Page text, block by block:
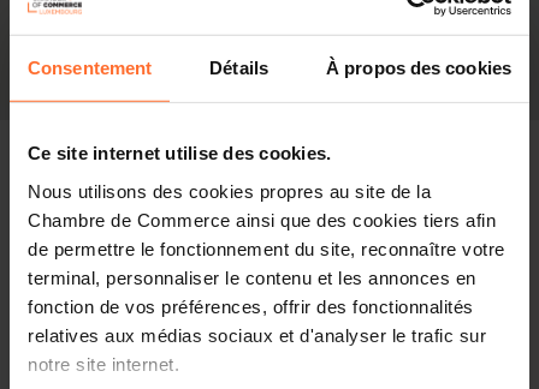
Consentement Détails À propos des cookies
Ce site internet utilise des cookies.
Nous utilisons des cookies propres au site de la
Chambre de Commerce ainsi que des cookies tiers afin
de permettre le fonctionnement du site, reconnaître votre
terminal, personnaliser le contenu et les annonces en
fonction de vos préférences, offrir des fonctionnalités
relatives aux médias sociaux et d'analyser le trafic sur
notre site internet.